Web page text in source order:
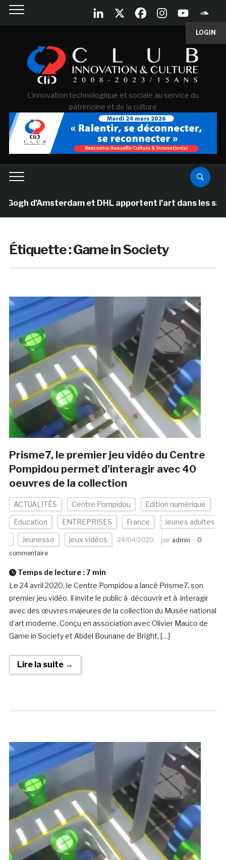
LOGIN
L'innovation technologique et sociale au service du
patrimoine et de la culture
d’Amsterdam et DHL apportent l’art dans les salles
Étiquette :Game in Society
Prisme7, le premier jeu vidéo du Centre
Pompidou permet d’interagir avec 40
oeuvres de la collection
ACTUALITÉS Centre Pompidou Edition numérique
Education ENTREPRISES France Jeunes adultes
Jeunesse jeux vidéos 24/04/2020 par admin
0
commentaire
Temps de lecture :7 min
Le 24 avril 2020, le Centre Pompidou a lancé Prisme7, son
premier jeu vidéo. Il invite le public à découvrir et à interagir
avec des œuvres majeures de la collection du Musée national
d’art moderne. Conçu en association avec Olivier Mauco de
Game in Society et Abdel Bounane de Bright, […]
Lire la suite →